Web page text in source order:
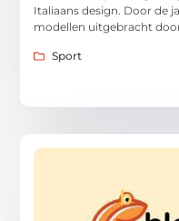
Italiaans design. Door de
modellen uitgebracht
Sport